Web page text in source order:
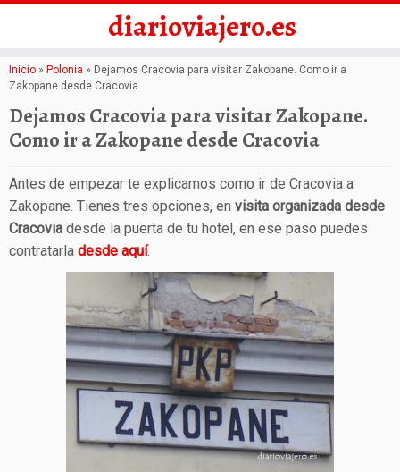
Saltar
al
contenido
diarioviajero.es
Inicio » Polonia » Dejamos Cracovia para visitar Zakopane. Como ir a
Zakopane desde Cracovia
Dejamos Cracovia para visitar Zakopane.
Como ir a Zakopane desde Cracovia
Antes de empezar te explicamos como ir de Cracovia a
Zakopane. Tienes tres opciones, en visita organizada desde
Cracovia desde la puerta de tu hotel, en ese paso puedes
contratarla desde aquí.